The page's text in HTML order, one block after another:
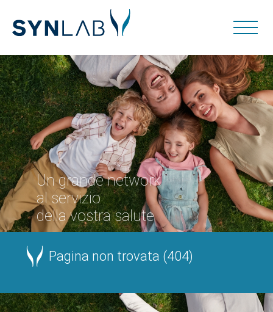
Un grande network
al servizio
della vostra salute
Pagina non trovata (404)